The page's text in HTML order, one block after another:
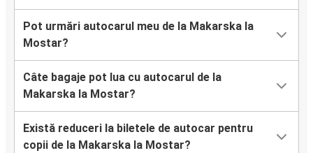
Pot urmări autocarul meu de la Makarska la
Mostar?
Câte bagaje pot lua cu autocarul de la
Makarska la Mostar?
Există reduceri la biletele de autocar pentru
copii de la Makarska la Mostar?